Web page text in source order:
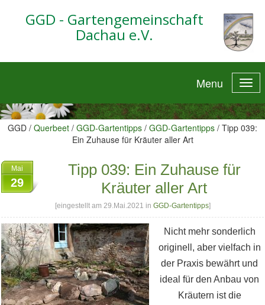
GGD - Gartengemeinschaft
Dachau e.V.
Menu
GGD / Querbeet / GGD-Gartentipps / GGD-Gartentipps / Tipp 039:
Ein Zuhause für Kräuter aller Art
Mai
29
Tipp 039: Ein Zuhause für
Kräuter aller Art
[eingestellt am 29.Mai.2021 in GGD-Gartentipps]
Nicht mehr sonderlich
originell, aber vielfach in
der Praxis bewährt und
ideal für den Anbau von
Kräutern ist die